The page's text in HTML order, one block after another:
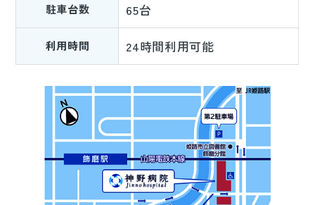
駐車台数 65台
利用時間 24時間利用可能